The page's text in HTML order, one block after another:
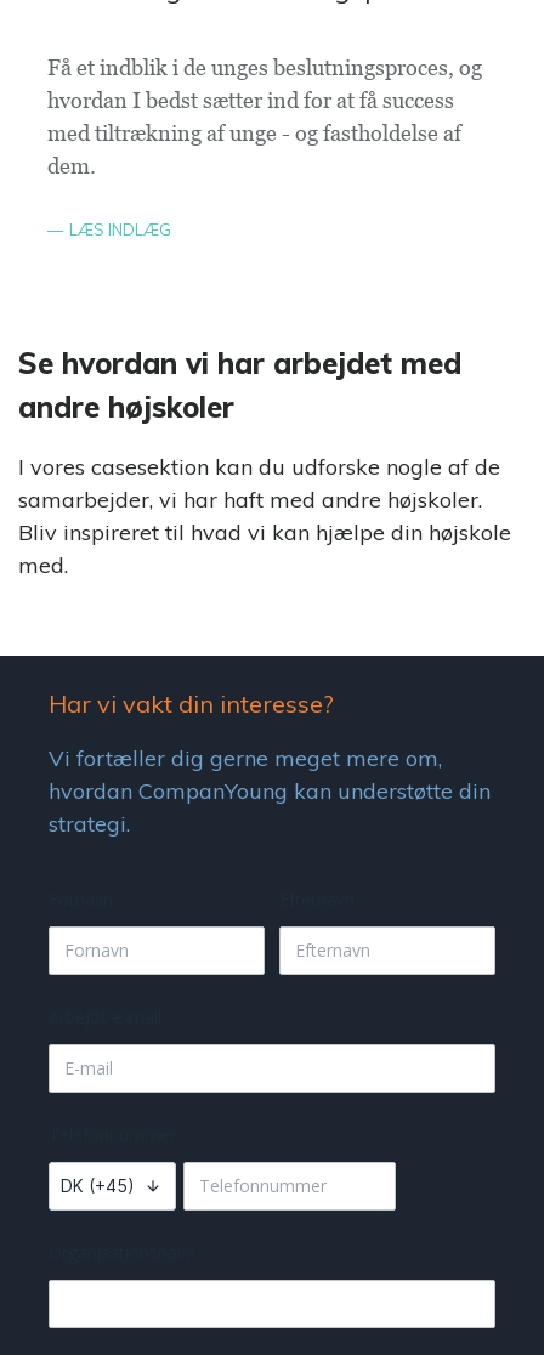
Få et indblik i de unges beslutningsproces, og
hvordan I bedst sætter ind for at få success
med tiltrækning af unge - og fastholdelse af
dem.
LÆS INDLÆG
Se hvordan vi har arbejdet med
andre højskoler
I vores casesektion kan du udforske nogle af de
samarbejder, vi har haft med andre højskoler.
Bliv inspireret til hvad vi kan hjælpe din højskole
med.
Har vi vakt din interesse?
Vi fortæller dig gerne meget mere om,
hvordan CompanYoung kan understøtte din
strategi.